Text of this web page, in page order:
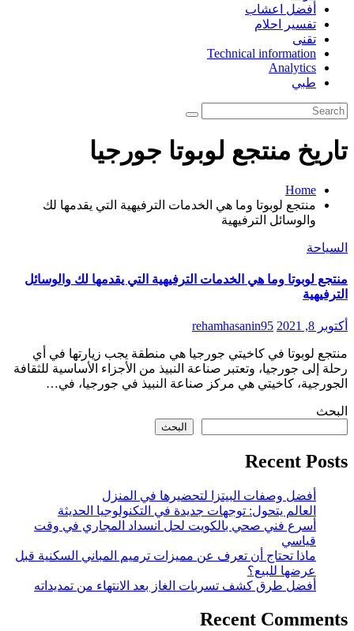
أفضل اعشاب
تفسير احلام
تقنى
Technical information
Analytics
طبي
تاريخ منتجع لوبوتا جورجيا
Home
منتجع لوبوتا وما هي الخدمات الترفيهية التي يقدمها لك
والوسائل الترفيهية
السياحة
منتجع لوبوتا وما هي الخدمات الترفيهية التي يقدمها لك والوسائل
الترفيهية
أكتوبر 8, 2021 rehamhasanin95
منتجع لوبوتا في كاخيتي جورجيا هي منطقة يجب زيارتها في أي
رحلة إلى جورجيا، وتعتبر صناعة النبيذ من الأجزاء الأساسية للثقافة
الجورجية، كاخيتي هي مركز صناعة النبيذ في جورجيا، في…
البحث
البحث
Recent Posts
أفضل وصفات البيتزا لتحضيرها في المنزل
العالم يتحول: توجهات جديدة في التكنولوجيا الحديثة
أسرع فني صحي بالكويت لحل انسداد المجاري في وقت
قياسي
ماذا تحتاج أن تعرف عن مميزات ترميم المباني السكنية قبل
عرضها للبيع؟
أفضل طرق كشف تسربات الغاز بعد الانتهاء من تمديداته
Recent Comments